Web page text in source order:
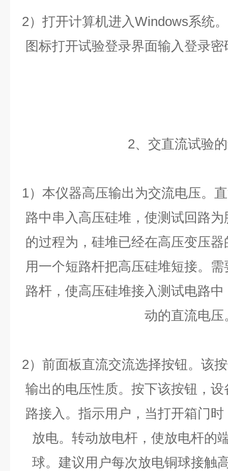
2）打开计算机进入Windows系统
图标打开试验登录界面输入登录
2、交直流试验
1）本仪器高压输出为交流电压。
路中串入高压硅堆，使测试回路
的过程为，硅堆已经在高压变压
用一个短路杆把高压硅堆短接。
路杆，使高压硅堆接入测试电路
动的直流电压
2）前面板直流交流选择按钮。该
输出的电压性质。按下该按钮，
路接入。指示用户，当打开箱门
放电。转动放电杆，使放电杆的
球。建议用户每次放电铜球接触